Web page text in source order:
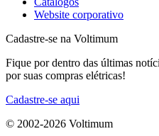
Website corporativo
Cadastre-se na Voltimum
Fique por dentro das últimas
por suas compras elétricas!
Cadastre-se aqui
© 2002-2026 Voltimum